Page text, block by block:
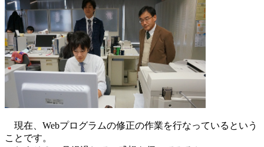
現在、Webプログラムの修正の作業を行なっているという
ことです。